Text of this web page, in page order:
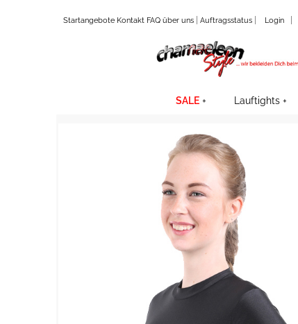
StartangeboteKontaktFAQüber uns Auftragsstatus Login
SALE Lauftights